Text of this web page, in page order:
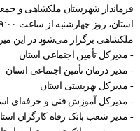
فرماندار شهرستان ملکشاهی و
ملکشاهی برگزار می‌شود در این
- مدیرکل تأمین اجتماعی استان
- مدیر درمان تأمین اجتماعی استان
- مدیرکل بهزیستی استان
- مدیرکل آموزش فنی و حرفه‌ای
- مدیر شعب بانک رفاه کارگران